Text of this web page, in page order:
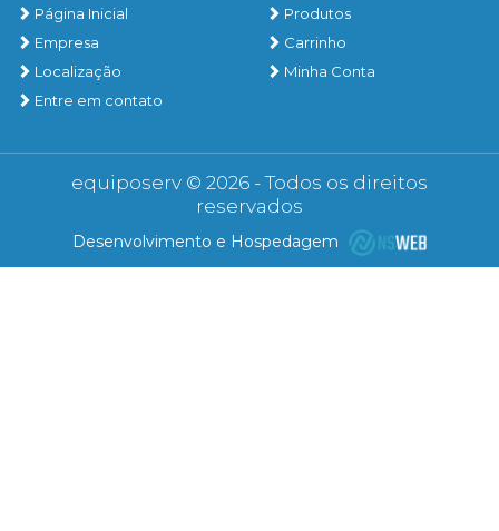
Página Inicial
Empresa
Localização
Entre em contato
Produtos
Carrinho
Minha Conta
equiposerv © 2026 - Todos os direitos
reservados
Desenvolvimento e Hospedagem